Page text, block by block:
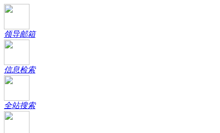
领导邮箱
信息检索
全站搜索